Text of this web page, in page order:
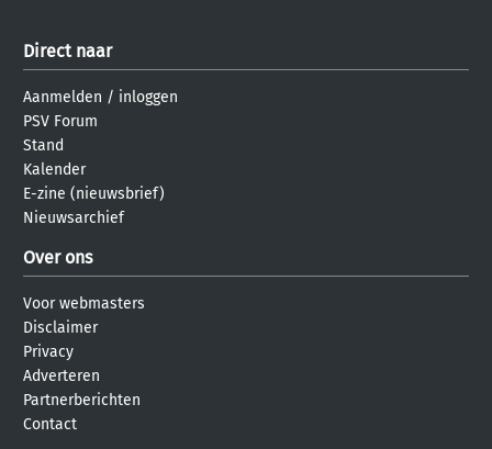
Direct naar
Aanmelden / inloggen
PSV Forum
Stand
Kalender
E-zine (nieuwsbrief)
Nieuwsarchief
Over ons
Voor webmasters
Disclaimer
Privacy
Adverteren
Partnerberichten
Contact